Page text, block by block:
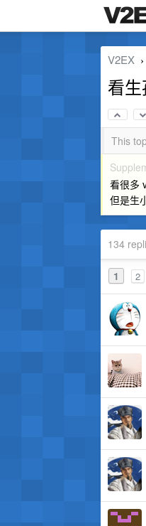
V2EX ›
看
This
看很多
但是生
134
1 2